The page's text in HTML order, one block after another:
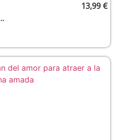
13,99 €